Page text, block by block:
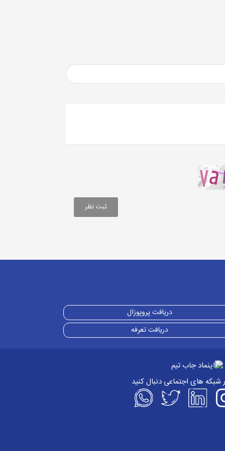
دریافت پروپوزال
دریافت تعرفه
شبکه های اجتماعی دنبال کنید